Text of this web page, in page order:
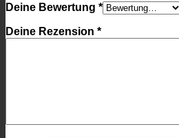
Deine Bewertung *
Deine Rezension *